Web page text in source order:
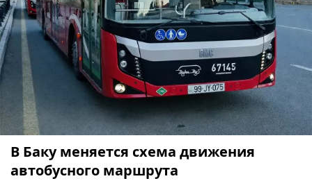
В Баку меняется схема движения
автобусного маршрута